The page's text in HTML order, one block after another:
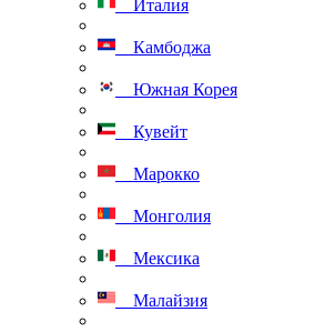
Италия
Камбоджа
Южная Корея
Кувейт
Марокко
Монголия
Мексика
Малайзия